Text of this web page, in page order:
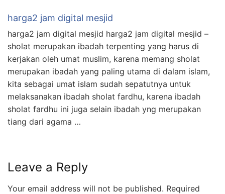
harga2 jam digital mesjid
harga2 jam digital mesjid harga2 jam digital mesjid –
sholat merupakan ibadah terpenting yang harus di
kerjakan oleh umat muslim, karena memang sholat
merupakan ibadah yang paling utama di dalam islam,
kita sebagai umat islam sudah sepatutnya untuk
melaksanakan ibadah sholat fardhu, karena ibadah
sholat fardhu ini juga selain ibadah yng merupakan
tiang dari agama …
Leave a Reply
Your email address will not be published. Required